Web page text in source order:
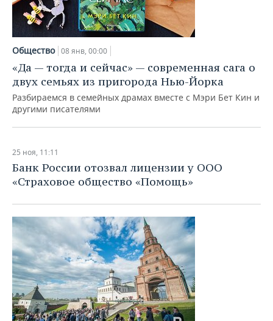
Общество 08 янв, 00:00
«Да — тогда и сейчас» — современная сага о
двух семьях из пригорода Нью-Йорка
Разбираемся в семейных драмах вместе с Мэри Бет Кин и
другими писателями
25 ноя, 11:11
Банк России отозвал лицензии у ООО
«Страховое общество «Помощь»